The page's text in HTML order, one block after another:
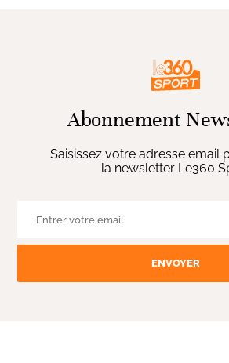
Abonnement
Saisissez votre adresse email
la newsletter Le360
ENVOYER